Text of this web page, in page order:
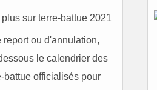
report ou d'annulation,
le calendrier des
battue officialisés pour